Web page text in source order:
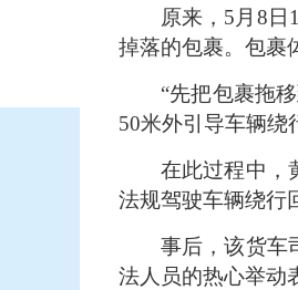
原来，5月8
掉落的包裹。包裹
“先把包裹拖
50米外引导车辆绕
在此过程中，
法规驾驶车辆绕行
事后，该货车
法人员的热心举动